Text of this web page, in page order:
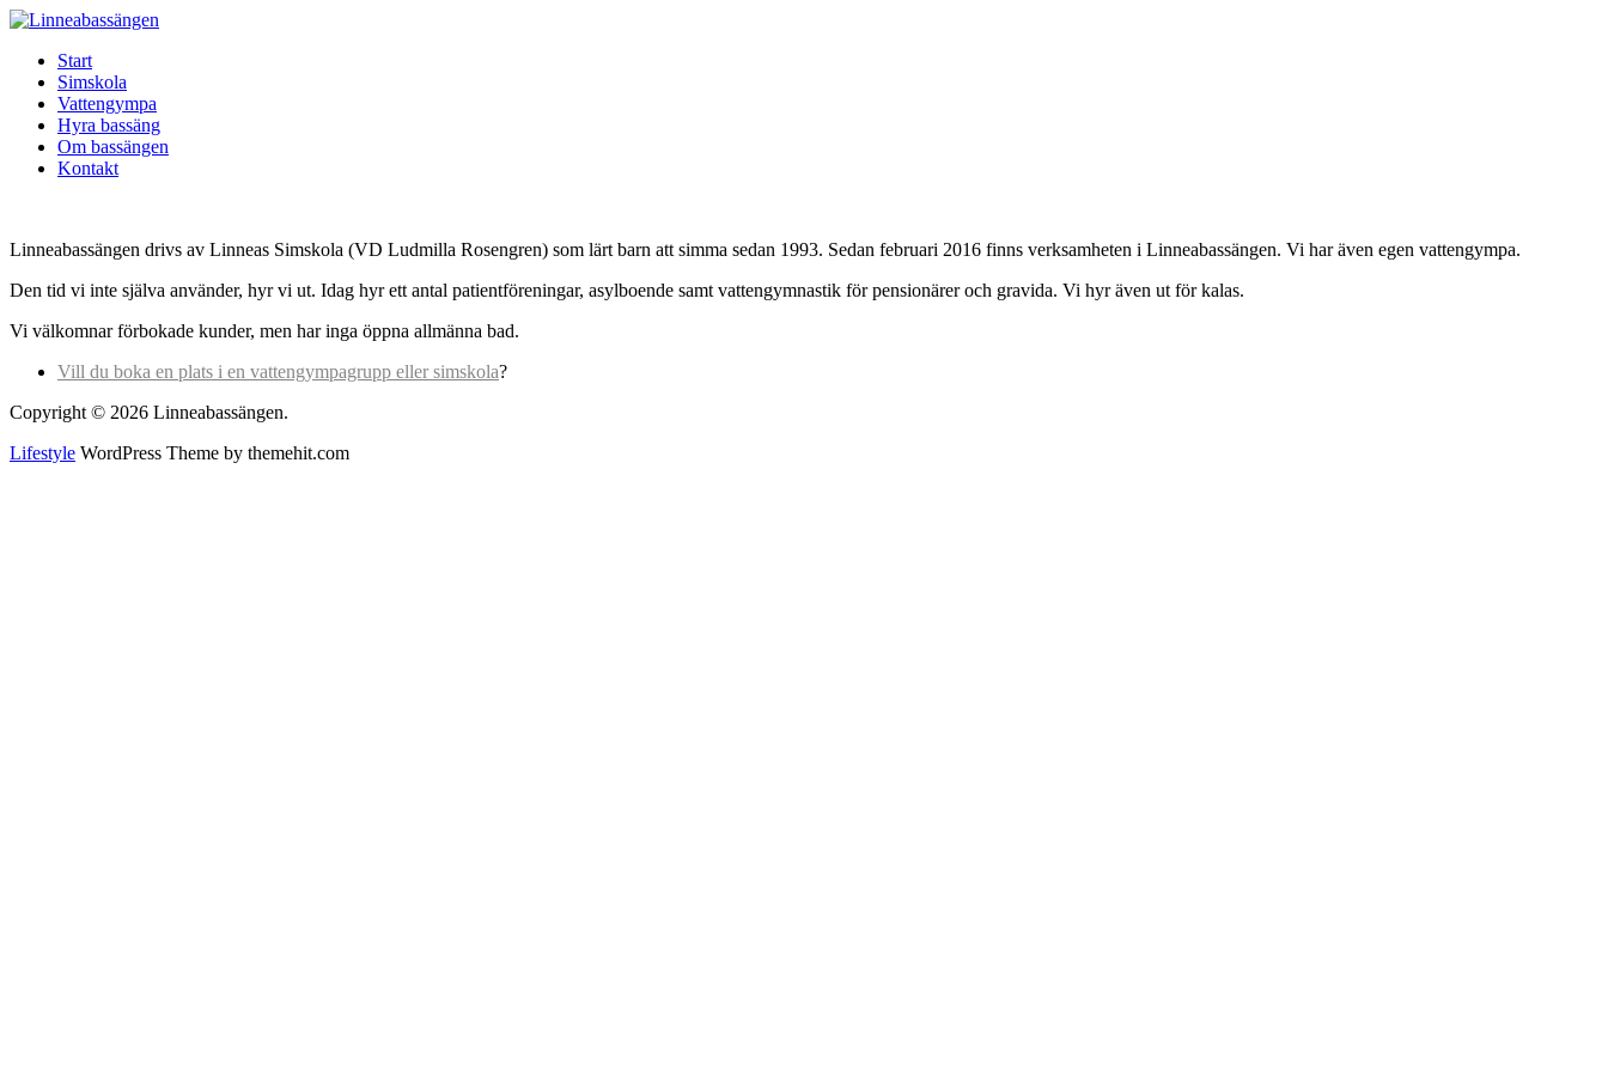
Start
Simskola
Vattengympa
Hyra bassäng
Om bassängen
Kontakt
Linneabassängen drivs av Linneas Simskola (VD Ludmilla Rosengren) som lärt barn att simma sedan 1993. Sedan februari 2016 finns verksamheten i Linneabassängen. Vi har även egen vattengympa.
Den tid vi inte själva använder, hyr vi ut. Idag hyr ett antal patientföreningar, asylboende samt vattengymnastik för pensionärer och gravida. Vi hyr även ut för kalas.
Vi välkomnar förbokade kunder, men har inga öppna allmänna bad.
Vill du boka en plats i en vattengympagrupp eller simskola?
Copyright © 2026 Linneabassängen.
Lifestyle WordPress Theme by themehit.com